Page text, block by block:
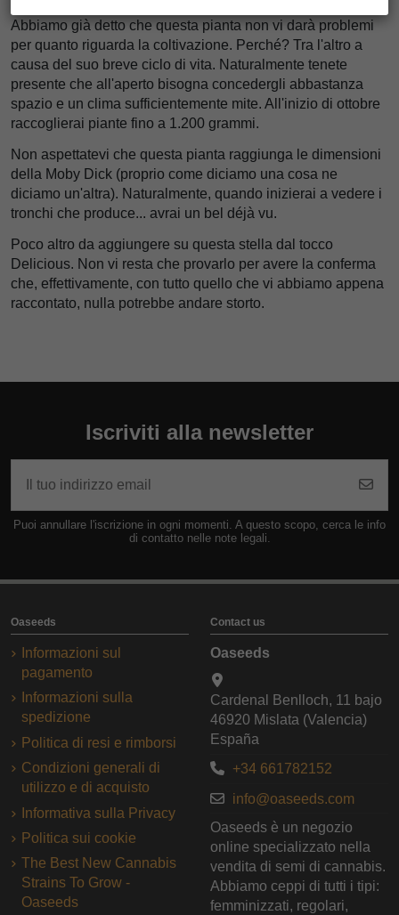
Abbiamo già detto che questa pianta non vi darà problemi
per quanto riguarda la coltivazione. Perché? Tra l'altro a
causa del suo breve ciclo di vita. Naturalmente tenete
presente che all'aperto bisogna concedergli abbastanza
spazio e un clima sufficientemente mite. All'inizio di ottobre
raccoglierai piante fino a 1.200 grammi.
Non aspettatevi che questa pianta raggiunga le dimensioni
della Moby Dick (proprio come diciamo una cosa ne
diciamo un'altra). Naturalmente, quando inizierai a vedere i
tronchi che produce... avrai un bel déjà vu.
Poco altro da aggiungere su questa stella dal tocco
Delicious. Non vi resta che provarlo per avere la conferma
che, effettivamente, con tutto quello che vi abbiamo appena
raccontato, nulla potrebbe andare storto.
Iscriviti alla newsletter
Puoi annullare l'iscrizione in ogni momenti. A questo scopo, cerca le info
di contatto nelle note legali.
Oaseeds
Informazioni sul
pagamento
Informazioni sulla
spedizione
Politica di resi e rimborsi
Condizioni generali di
utilizzo e di acquisto
Informativa sulla Privacy
Politica sui cookie
The Best New Cannabis
Strains To Grow -
Oaseeds
Contact us
Oaseeds
Cardenal Benlloch, 11 bajo
46920 Mislata (Valencia)
España
+34 661782152
info@oaseeds.com
Oaseeds è un negozio
online specializzato nella
vendita di semi di cannabis.
Abbiamo ceppi di tutti i tipi:
femminizzati, regolari,